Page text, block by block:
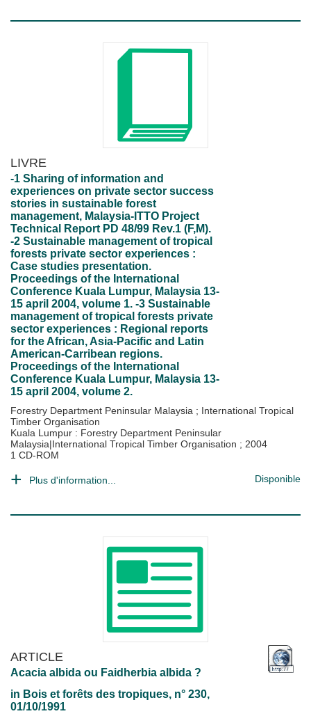
LIVRE
-1 Sharing of information and
experiences on private sector success
stories in sustainable forest
management, Malaysia-ITTO Project
Technical Report PD 48/99 Rev.1 (F,M).
-2 Sustainable management of tropical
forests private sector experiences :
Case studies presentation.
Proceedings of the International
Conference Kuala Lumpur, Malaysia 13-
15 april 2004, volume 1. -3 Sustainable
management of tropical forests private
sector experiences : Regional reports
for the African, Asia-Pacific and Latin
American-Carribean regions.
Proceedings of the International
Conference Kuala Lumpur, Malaysia 13-
15 april 2004, volume 2.
Forestry Department Peninsular Malaysia ; International Tropical
Timber Organisation
Kuala Lumpur : Forestry Department Peninsular
Malaysia|International Tropical Timber Organisation ; 2004
1 CD-ROM
Plus d'information... Disponible
ARTICLE
Acacia albida ou Faidherbia albida ?
in Bois et forêts des tropiques, n° 230,
01/10/1991